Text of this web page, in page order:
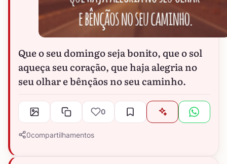
Que o seu domingo seja bonito, que o sol
aqueça seu coração, que haja alegria no
seu olhar e bênçãos no seu caminho.
0
0compartilhamentos